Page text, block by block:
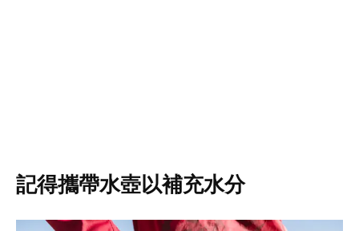
記得攜帶水壺以補充水分